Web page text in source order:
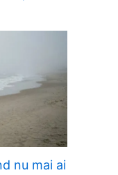
nu mai ai